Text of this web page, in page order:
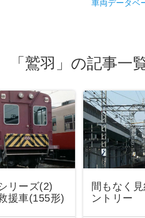
車両データベ
「鷲羽」の記事一
リーズ(2)
援車(155形)
間もなく
ントリー